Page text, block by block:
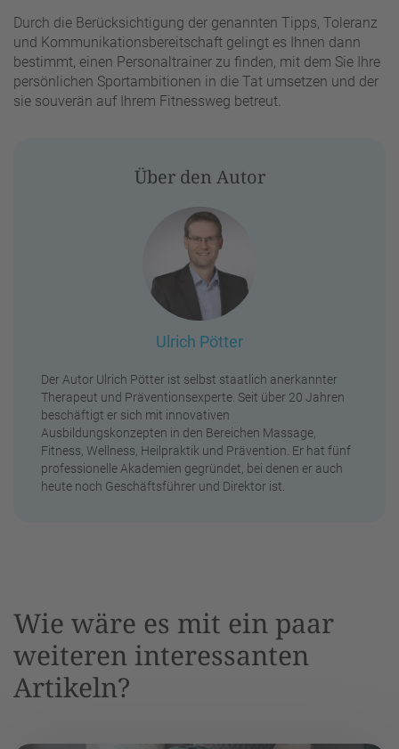
Durch die Berücksichtigung der genannten Tipps, Toleranz
und Kommunikationsbereitschaft gelingt es Ihnen dann
bestimmt, einen Personaltrainer zu finden, mit dem Sie Ihre
persönlichen Sportambitionen in die Tat umsetzen und der
sie souverän auf Ihrem Fitnessweg betreut.
Über den Autor
Ulrich Pötter
Der Autor Ulrich Pötter ist selbst staatlich anerkannter
Therapeut und Präventionsexperte. Seit über 20 Jahren
beschäftigt er sich mit innovativen
Ausbildungskonzepten in den Bereichen Massage,
Fitness, Wellness, Heilpraktik und Prävention. Er hat fünf
professionelle Akademien gegründet, bei denen er auch
heute noch Geschäftsführer und Direktor ist.
Wie wäre es mit ein paar
weiteren interessanten
Artikeln?